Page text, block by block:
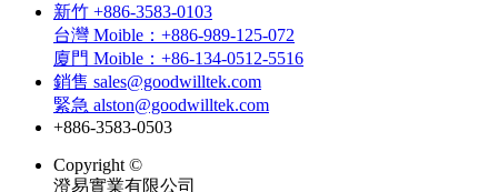
新竹 +886-3583-0103
台灣 Moible：+886-989-125-072
廈門 Moible：+86-134-0512-5516
銷售 sales@goodwilltek.com
緊急 alston@goodwilltek.com
+886-3583-0503
Copyright ©
澄易實業有限公司